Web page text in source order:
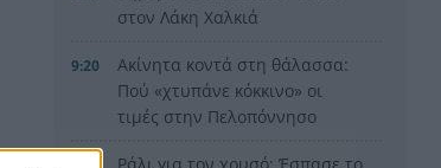
στον Λάκη Χαλκιά
9:20
Ακίνητα κοντά στη θάλασσα:
Πού «χτυπάνε κόκκινο» οι
τιμές στην Πελοπόννησο